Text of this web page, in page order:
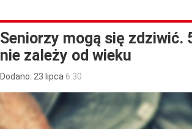
Seniorzy mogą się zdziwić.
nie zależy od wieku
Dodano: 23 lipca 6:30